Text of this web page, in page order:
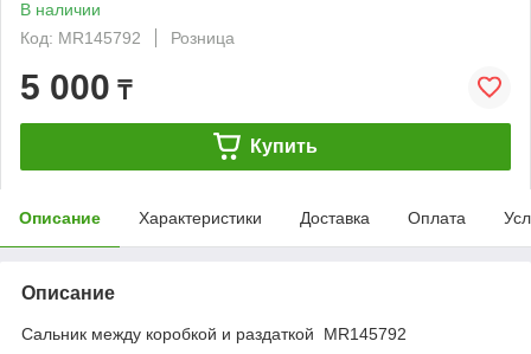
В наличии
Код: MR145792
Розница
5 000 ₸
Купить
Описание Характеристики Доставка Оплата
Описание
Сальник между коробкой и раздаткой MR145792